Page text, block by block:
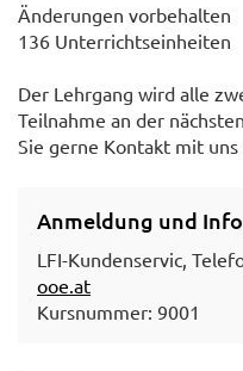
Änderungen vorbehalten
136 Unterrichtseinheiten
Der Lehrgang wird alle
Teilnahme an der
Sie gerne Kontakt mit uns
Anmeldung und Info
LFI-Kundenservic,
ooe.at
Kursnummer: 9001